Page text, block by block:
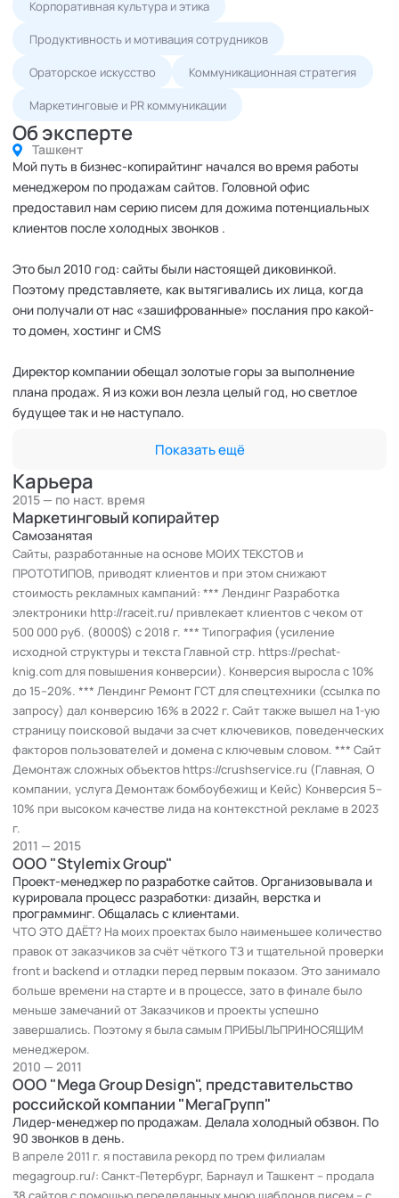
Корпоративная культура и этика
Продуктивность и мотивация сотрудников
Ораторское искусство Коммуникационная стратегия
Маркетинговые и PR коммуникации
Об эксперте
Ташкент
Мой путь в бизнес-копирайтинг начался во время работы
менеджером по продажам сайтов. Головной офис
предоставил нам серию писем для дожима потенциальных
клиентов после холодных звонков .
Это был 2010 год: сайты были настоящей диковинкой.
Поэтому представляете, как вытягивались их лица, когда
они получали от нас «зашифрованные» послания про какой-
то домен, хостинг и CMS
Директор компании обещал золотые горы за выполнение
плана продаж. Я из кожи вон лезла целый год, но светлое
будущее так и не наступало.
В какой-то момент на свой страх и риск решила переделать
эти тексты. Ведь будучи не технарем, понимала, что
потенциальным клиентам слова: домен, хостинг, CMS и т. д. –
ни о чём не говорят. Поэтому я переписала их доступным для
простого обывателя языком. Придала сообщениям более
тёплый тон, заменив фразы типа «Настоящим оповещаем
Вас...» на гораздо дружеские.
Перекрестилась и запустила их в работу. В результате я
поставила месячный рекорд по продажам по 3 филиалам
компании – это как минимум в 2 раза больше, чем у ребят,
продолжавших пользоваться старыми «шедеврами».
Однажды моя «самодеятельность» попала в руки начальника
SEO-продвижения и он загорелся идеей забрать меня в свой
отдел. Причём вцепился мёртвой хваткой .
Но я ушла в другую WEB-студию, чтобы попробовать себя
проект-менеджером. 4 года курировала процесс разработки
сайтов, где тоже применяла уже проверенные на поле боя
письменные навыки.
Отправляя клиентам макеты, я всегда поясняла: почему
дизайнер выбрал именно такой стиль или цвет, почему меню
находится наверху и т. д. В результате заказчики меньше
просили поиграть с цветом / шрифтом, быстрее принимали
работу и оплачивали. Начальство довольно потирало руки!
Параллельно я вычитывала тексты братишки-копирайтера,
очищая их от лишних деталей и подбирая более меткие
фразы.
А потом решила сама писать рекламные тексты и занимаюсь
этим уже 8 лет. Но лишь в прошлом году я неожиданно
поняла, что через бизнес-копирайтинг реализовала другую
детскую мечту . Однако это уже совсем другая история.
Показать ещё
Карьера
Маркетинговый копирайтер
Самозанятая
Сайты, разработанные на основе МОИХ ТЕКСТОВ и
ПРОТОТИПОВ, приводят клиентов и при этом снижают
стоимость рекламных кампаний: *** Лендинг Разработка
электроники http://raceit.ru/ привлекает клиентов с чеком от
500 000 руб. (8000$) с 2018 г. *** Типография (усиление
исходной структуры и текста Главной стр. https://pechat-
knig.com для повышения конверсии). Конверсия выросла с 10%
до 15–20%. *** Лендинг Ремонт ГСТ для спецтехники (ссылка по
запросу) дал конверсию 16% в 2022 г. Сайт также вышел на 1-ую
страницу поисковой выдачи за счет ключевиков, поведенческих
факторов пользователей и домена с ключевым словом. *** Сайт
Демонтаж сложных объектов https://crushservice.ru (Главная, О
компании, услуга Демонтаж бомбоубежищ и Кейс) Конверсия 5–
10% при высоком качестве лида на контекстной рекламе в 2023
г.
2015 — по наст. время
ООО "Stylemix Group"
Проект-менеджер по разработке сайтов. Организовывала и
курировала процесс разработки: дизайн, верстка и
программинг. Общалась с клиентами.
ЧТО ЭТО ДАЁТ? На моих проектах было наименьшее количество
правок от заказчиков за счёт чёткого ТЗ и тщательной проверки
front и backend и отладки перед первым показом. Это занимало
больше времени на старте и в процессе, зато в финале было
меньше замечаний от Заказчиков и проекты успешно
завершались. Поэтому я была самым ПРИБЫЛЬПРИНОСЯЩИМ
менеджером.
2011 — 2015
ООО "Mega Group Design", представительство
российской компании "МегаГрупп"
Лидер-менеджер по продажам. Делала холодный обзвон. По
90 звонков в день.
В апреле 2011 г. я поставила рекорд по трем филиалам
megagroup.ru/: Санкт-Петербург, Барнаул и Ташкент – продала
2010 — 2011